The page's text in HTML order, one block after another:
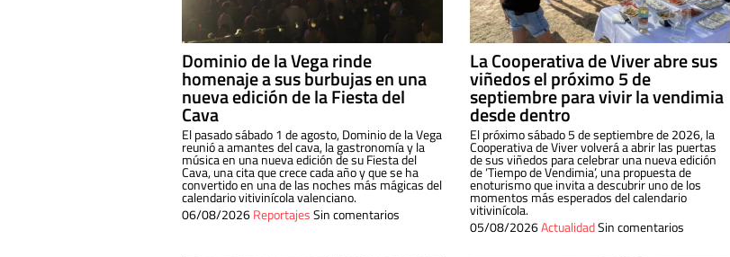
Dominio de la Vega rinde
homenaje a sus burbujas en una
nueva edición de la Fiesta del
Cava
El pasado sábado 1 de agosto, Dominio de la Vega
reunió a amantes del cava, la gastronomía y la
música en una nueva edición de su Fiesta del
Cava, una cita que crece cada año y que se ha
convertido en una de las noches más mágicas del
calendario vitivinícola valenciano.
06/08/2026ReportajesSin comentarios
La Cooperativa de Viver abre sus
viñedos el próximo 5 de
septiembre para vivir la vendimia
desde dentro
El próximo sábado 5 de septiembre de 2026, la
Cooperativa de Viver volverá a abrir las puertas
de sus viñedos para celebrar una nueva edición
de ‘Tiempo de Vendimia’, una propuesta de
enoturismo que invita a descubrir uno de los
momentos más esperados del calendario
vitivinícola.
05/08/2026ActualidadSin comentarios